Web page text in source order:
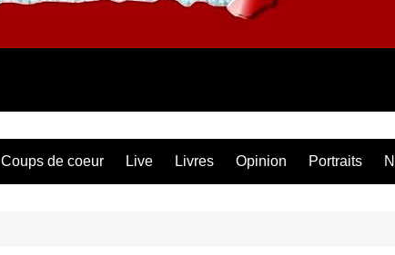
Coups de coeur Live Livres Opinion Portraits